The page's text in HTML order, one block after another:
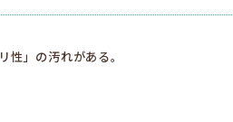
」の汚れがある。